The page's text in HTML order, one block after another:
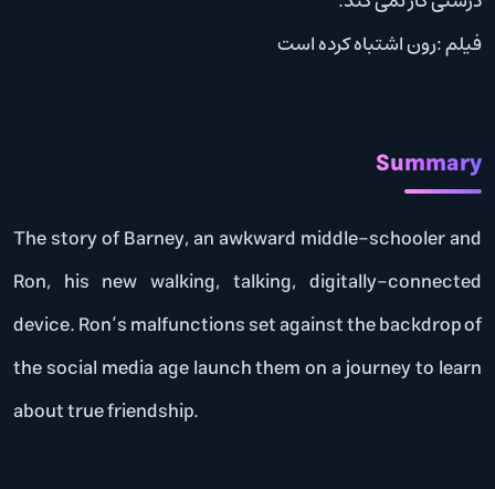
فیلم :رون اشتباه کرده است
Summary
The story of Barney, an awkward middle-schooler and
Ron, his new walking, talking, digitally-connected
device. Ron’s malfunctions set against the backdrop of
the social media age launch them on a journey to learn
about true friendship.